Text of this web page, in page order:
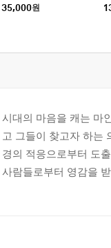
35,000원
시대의 마음을 캐는 마
고 그들이 찾고자 하는
경의 적응으로부터 도
사람들로부터 영감을